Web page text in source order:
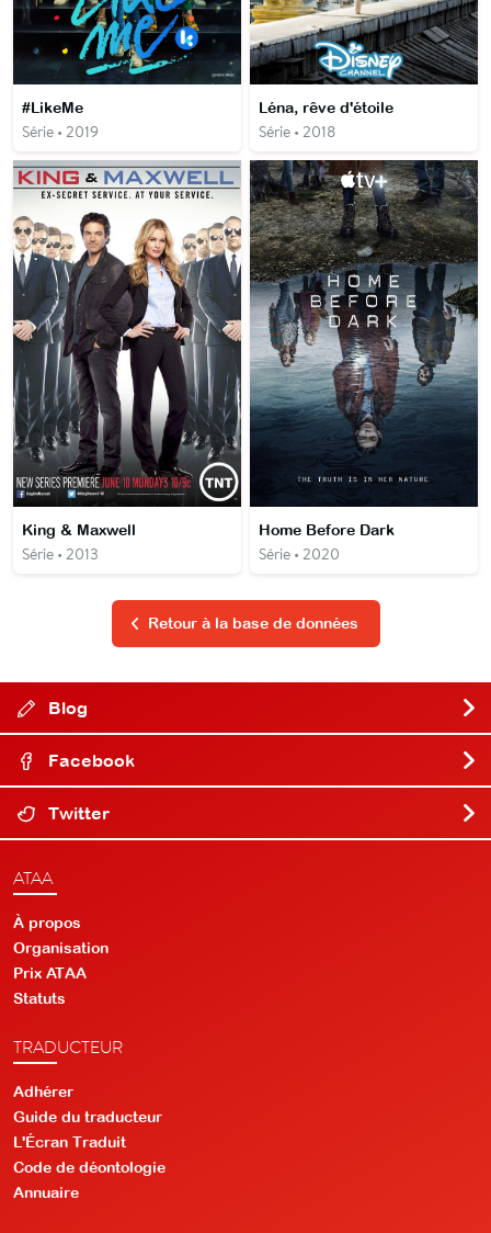
#LikeMe
Série • 2019
Léna, rêve d'étoile
Série • 2018
King & Maxwell
Série • 2013
Home Before Dark
Série • 2020
Retour à la base de données
Blog
Facebook
Twitter
ATAA
À propos
Organisation
Prix ATAA
Statuts
TRADUCTEUR
Adhérer
Guide du traducteur
L'Écran Traduit
Code de déontologie
Annuaire